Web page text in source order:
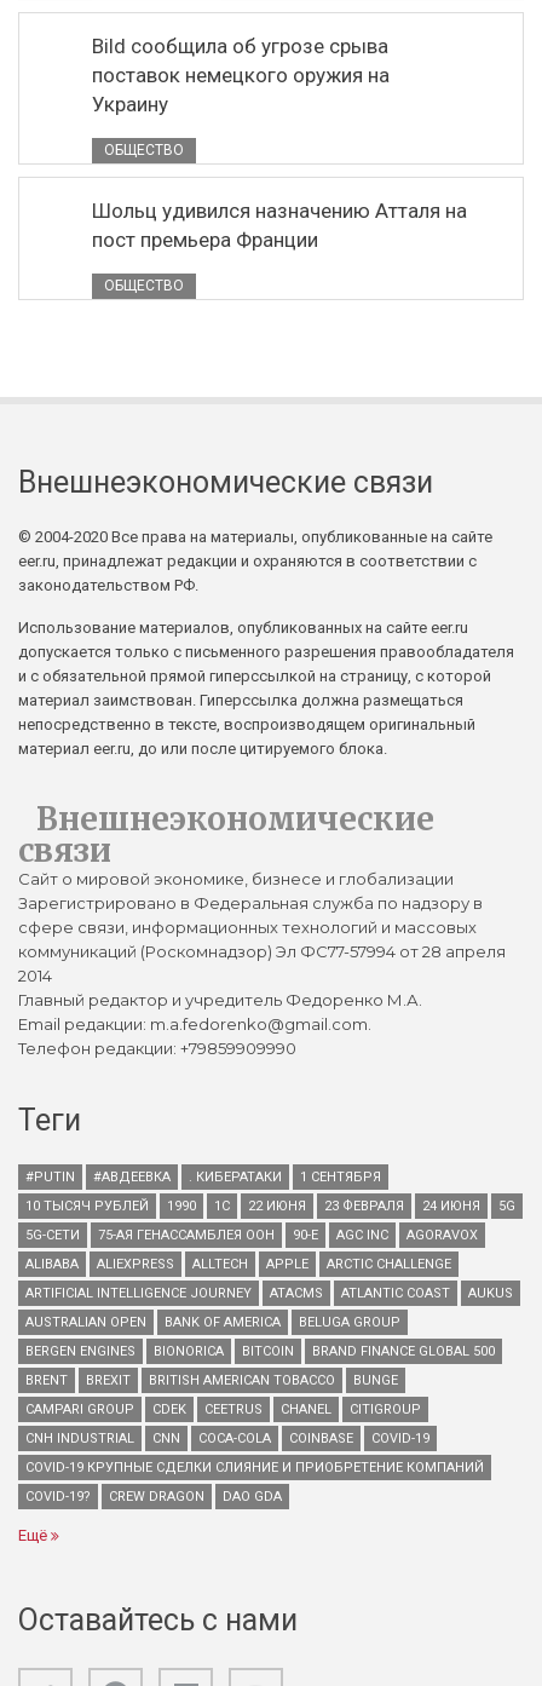
Bild сообщила об угрозе срыва
поставок немецкого оружия на
Украину
ОБЩЕСТВО
Шольц удивился назначению Атталя на
пост премьера Франции
ОБЩЕСТВО
Внешнеэкономические связи
© 2004-2020 Все права на материалы, опубликованные на сайте
eer.ru, принадлежат редакции и охраняются в соответствии с
законодательством РФ.
Использование материалов, опубликованных на сайте eer.ru
допускается только с письменного разрешения правообладателя
и с обязательной прямой гиперссылкой на страницу, с которой
материал заимствован. Гиперссылка должна размещаться
непосредственно в тексте, воспроизводящем оригинальный
материал eer.ru, до или после цитируемого блока.
Внешнеэкономические
связи
Сайт о мировой экономике, бизнесе и глобализации
Зарегистрировано в Федеральная служба по надзору в
сфере связи, информационных технологий и массовых
коммуникаций (Роскомнадзор) Эл ФС77-57994 от 28 апреля
2014
Главный редактор и учредитель Федоренко М.А.
Email редакции: m.a.fedorenko@gmail.com.
Телефон редакции: +79859909990
Теги
#PUTIN #АВДЕЕВКА . КИБЕРАТАКИ
1 СЕНТЯБРЯ
10 ТЫСЯЧ РУБЛЕЙ
1990 1С 22 ИЮНЯ 23 ФЕВРАЛЯ 24 ИЮНЯ
5G
5G-СЕТИ
75-АЯ ГЕНАССАМБЛЕЯ ООН 90-Е AGC INC
AGORAVOX
ALIBABA
ALIEXPRESS ALLTECH APPLE
ARCTIC CHALLENGE
ARTIFICIAL INTELLIGENCE JOURNEY
ATACMS ATLANTIC COAST
AUKUS
AUSTRALIAN OPEN
BANK OF AMERICA
BELUGA GROUP
BERGEN ENGINES
BIONORICA BITCOIN
BRAND FINANCE GLOBAL 500
BRENT
BREXIT BRITISH AMERICAN TOBACCO
BUNGE
CAMPARI GROUP
CDEK CEETRUS CHANEL
CITIGROUP
CNH INDUSTRIAL
CNN COCA-COLA COINBASE
COVID-19
COVID-19 КРУПНЫЕ СДЕЛКИ СЛИЯНИЕ И ПРИОБРЕТЕНИЕ КОМПАНИЙ
COVID-19?
CREW DRAGON DAO GDA
Ещё
Оставайтесь с нами